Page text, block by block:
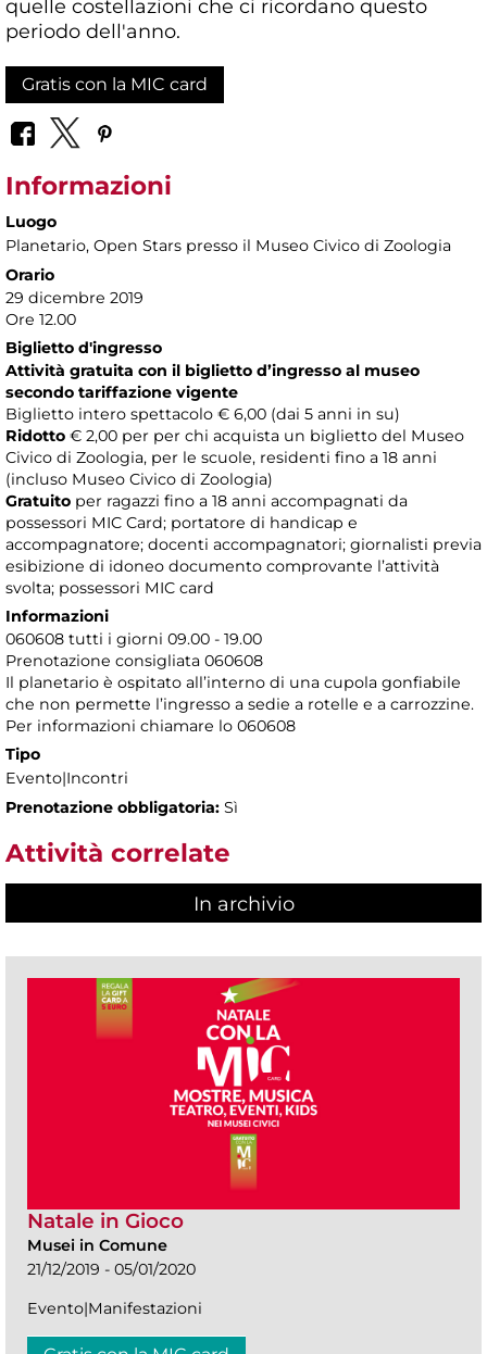
quelle costellazioni che ci ricordano questo
periodo dell'anno.
Gratis con la MIC card
Informazioni
Luogo
Planetario, Open Stars presso il Museo Civico di Zoologia
Orario
29 dicembre 2019
Ore 12.00
Biglietto d'ingresso
Attività gratuita con il biglietto d’ingresso al museo
secondo tariffazione vigente
Biglietto intero spettacolo € 6,00 (dai 5 anni in su)
Ridotto € 2,00 per per chi acquista un biglietto del Museo
Civico di Zoologia, per le scuole, residenti fino a 18 anni
(incluso Museo Civico di Zoologia)
Gratuito per ragazzi fino a 18 anni accompagnati da
possessori MIC Card; portatore di handicap e
accompagnatore; docenti accompagnatori; giornalisti previa
esibizione di idoneo documento comprovante l’attività
svolta; possessori MIC card
Informazioni
060608 tutti i giorni 09.00 - 19.00
Prenotazione consigliata 060608
Il planetario è ospitato all’interno di una cupola gonfiabile
che non permette l’ingresso a sedie a rotelle e a carrozzine.
Per informazioni chiamare lo 060608
Tipo
Evento|Incontri
Prenotazione obbligatoria: Sì
Attività correlate
In archivio
Natale in Gioco
Musei in Comune
21/12/2019 - 05/01/2020
Evento|Manifestazioni